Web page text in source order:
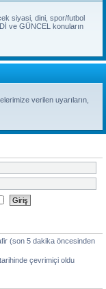
siyasi, dini, spor/futbol
ve GÜNCEL konuların
verilen uyarıların,
(son 5 dakika öncesinden
çevrimiçi oldu